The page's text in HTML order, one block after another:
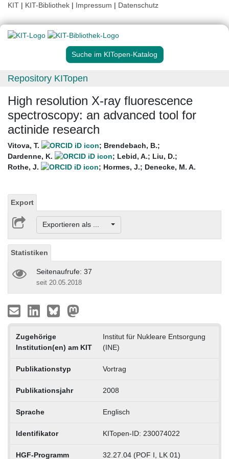
KIT | KIT-Bibliothek | Impressum | Datenschutz
Suche im KITopen-Katalog
Repository KITopen
High resolution X-ray fluorescence
spectroscopy: an advanced tool for
actinide research
Vitova, T. ; Brendebach, B.;
Dardenne, K.
; Lebid, A.; Liu, D.;
Rothe, J.
; Hormes, J.; Denecke, M. A.
Export
Exportieren als ...
Statistiken
Seitenaufrufe: 37
seit 20.05.2018
Zugehörige
Institution(en) am KIT
Institut für Nukleare Entsorgung
(INE)
Publikationstyp Vortrag
Publikationsjahr 2008
Sprache Englisch
Identifikator KITopen-ID: 230074022
HGF-Programm 32.27.04 (POF I, LK 01)